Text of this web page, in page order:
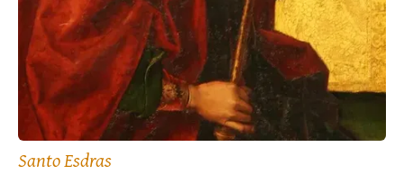
Santo Esdras